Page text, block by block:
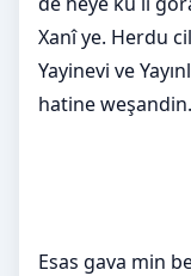
Xanî ye. Herdu
Yayinevi ve
hatine weşandin.
Esas gava min